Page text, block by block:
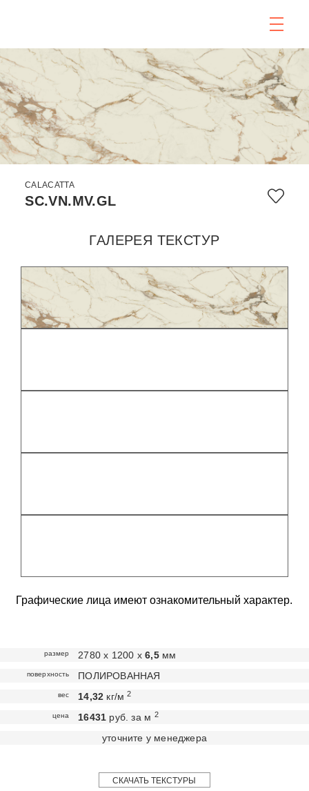
CALACATTA
SC.VN.MV.GL
ГАЛЕРЕЯ ТЕКСТУР
Графические лица имеют ознакомительный характер.
размер 2780 х 1200 х6,5мм
поверхность ПОЛИРОВАННАЯ
вес 14,32 кг/м2
цена 16431 руб. за м 2
уточните у менеджера
СКАЧАТЬ ТЕКСТУРЫ